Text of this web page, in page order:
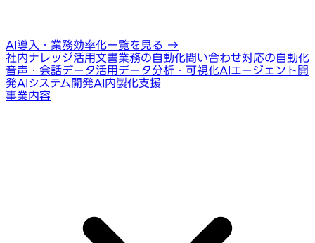
AI導入・業務効率化一覧を見る →
社内ナレッジ活用文書業務の自動化問い合わせ対応の自動化
音声・会話データ活用データ分析・可視化AIエージェント開
発AIシステム開発AI内製化支援
事業内容